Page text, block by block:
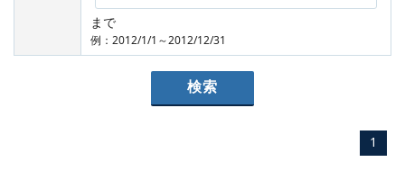
まで
例：2012/1/1～2012/12/31
1